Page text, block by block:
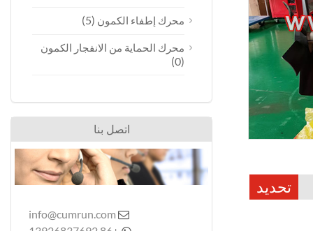
تحديد
محرك إطفاء الكمون (5)
محرك الحماية من الانفجار الكمون
(0)
اتصل بنا

info@cumrun.com